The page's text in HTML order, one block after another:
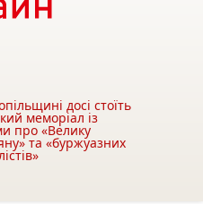
досі стоїть
меморіал із
про «Велику
та «буржуазних